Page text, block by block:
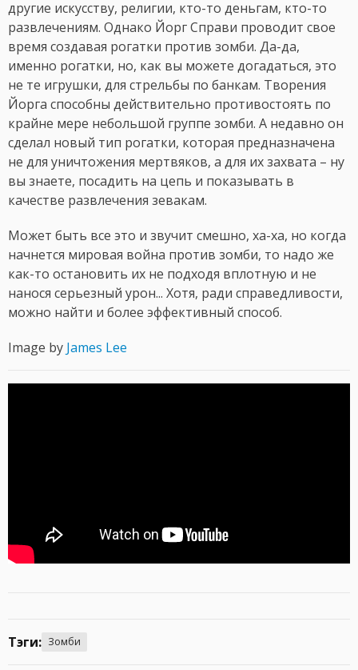
другие искусству, религии, кто-то деньгам, кто-то
развлечениям. Однако Йорг Справи проводит свое
время создавая рогатки против зомби. Да-да,
именно рогатки, но, как вы можете догадаться, это
не те игрушки, для стрельбы по банкам. Творения
Йорга способны действительно противостоять по
крайне мере небольшой группе зомби. А недавно он
сделал новый тип рогатки, которая предназначена
не для уничтожения мертвяков, а для их захвата – ну
вы знаете, посадить на цепь и показывать в
качестве развлечения зевакам.
Может быть все это и звучит смешно, ха-ха, но когда
начнется мировая война против зомби, то надо же
как-то остановить их не подходя вплотную и не
нанося серьезный урон... Хотя, ради справедливости,
можно найти и более эффективный способ.
Image by James Lee
Тэги: Зомби